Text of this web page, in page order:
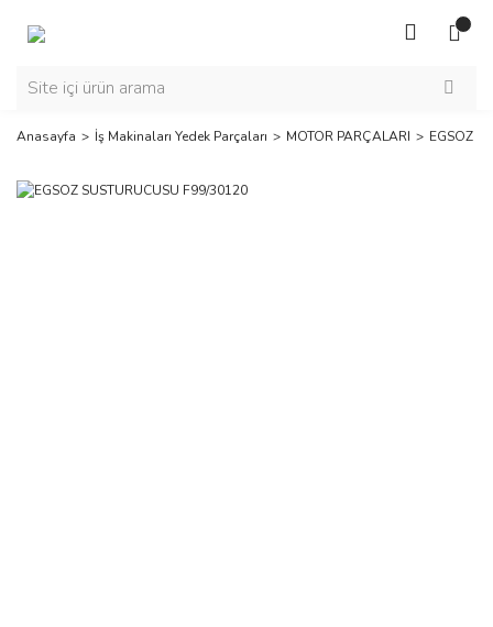
Anasayfa İş Makinaları Yedek Parçaları MOTOR PARÇALARI EGSOZ